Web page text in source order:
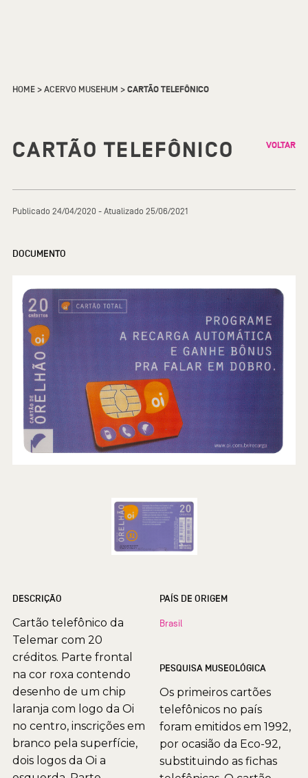
HOME>ACERVO MUSEHUM >CARTÃO TELEFÔNICO
CARTÃO TELEFÔNICO VOLTAR
Publicado 24/04/2020 - Atualizado 25/06/2021
DOCUMENTO
DESCRIÇÃO
Cartão telefônico da
Telemar com 20
créditos. Parte frontal
na cor roxa contendo
desenho de um chip
laranja com logo da Oi
no centro, inscrições em
branco pela superfície,
dois logos da Oi a
PAÍS DE ORIGEM
Brasil
PESQUISA MUSEOLÓGICA
Os primeiros cartões
telefônicos no país
foram emitidos em 1992,
por ocasião da Eco-92,
substituindo as fichas